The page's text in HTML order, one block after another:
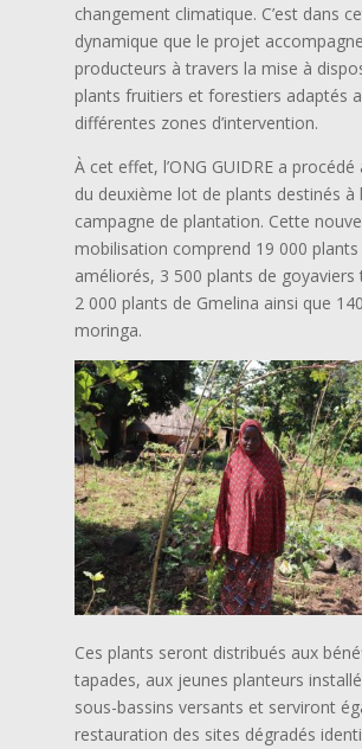
changement climatique. C’est dans
dynamique que le projet
producteurs à travers la mise à
plants fruitiers et forestiers adaptés
différentes zones d’intervention.
À cet effet, l’ONG GUIDRE a
du deuxième lot de plants destinés à
campagne de plantation. Cette
mobilisation comprend 19 000 plants
améliorés, 3 500 plants de goyaviers
2 000 plants de Gmelina ainsi que
moringa.
Ces plants seront distribués aux
tapades, aux jeunes planteurs
sous-bassins versants et serviront
restauration des sites dégradés